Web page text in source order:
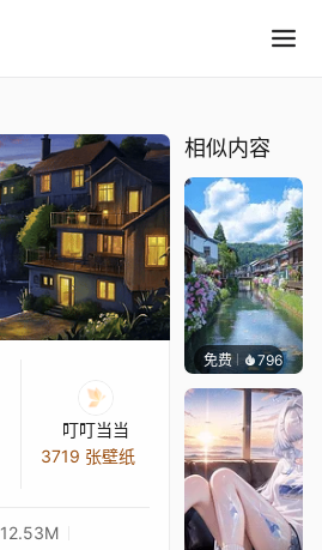
叮叮当当
3719 张壁纸
12.53M
相似内容
免费 796叮叮